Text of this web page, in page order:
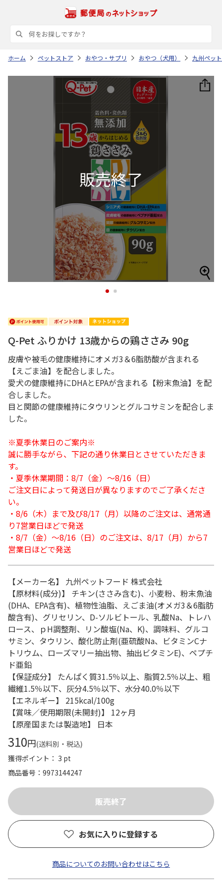
ホーム ペットストア おやつ・サプリ おやつ（犬用） 九州ペッ
1 2
Q-Pet ふりかけ 13歳からの鶏ささみ 90g
皮膚や被毛の健康維持にオメガ3＆6脂肪酸が含まれる
【えごま油】を配合しました。
愛犬の健康維持にDHAとEPAが含まれる【粉末魚油】を配
合しました。
目と関節の健康維持にタウリンとグルコサミンを配合しま
した。
※夏季休業日のご案内※
誠に勝手ながら、下記の通り休業日とさせていただきま
す。
・夏季休業期間：8/7（金）～8/16（日）
ご注文日によって発送日が異なりますのでご了承くださ
い。
・8/6（木）まで及び8/17（月）以降のご注文は、通常通
り7営業日ほどで発送
・8/7（金）～8/16（日）のご注文は、8/17（月）から7
営業日ほどで発送
【メーカー名】 九州ペットフード 株式会社
【原材料(成分)】 チキン(ささみ含む)、小麦粉、粉末魚油
(DHA、EPA含有)、植物性油脂、えごま油(オメガ3＆6脂肪
酸含有)、グリセリン、D-ソルビトール、乳酸Na、トレハ
ロース、ｐH調整剤、リン酸塩(Na、K)、調味料、グルコ
サミン、タウリン、酸化防止剤(亜硫酸Na、ビタミンCナ
トリウム、ローズマリー抽出物、抽出ビタミンE)、ペプチ
ド亜鉛
【保証成分】 たんぱく質31.5％以上、脂質2.5％以上、粗
繊維1.5％以下、灰分4.5％以下、水分40.0％以下
【エネルギー】 215kcal/100g
【賞味／使用期限(未開封)】 12ヶ月
【原産国または製造地】 日本
310円(送料別・税込)
獲得ポイント： 3 pt
商品番号
9973144247
お気に入りに登録する
商品についてのお問い合わせはこちら